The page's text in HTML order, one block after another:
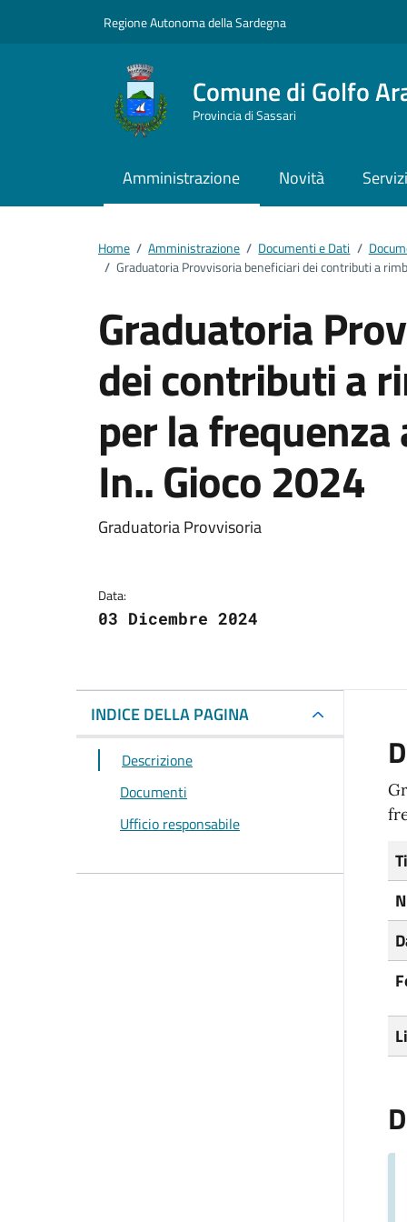
Regione Autonoma della Sardegna
Comune di Golfo
Provincia di Sassari
Amministrazione Novità
Home / Amministrazione / Documenti e Dati /
/ Graduatoria Provvisoria beneficiari dei contributi a
Graduatoria
dei contributi a
per la
In.. Gioco 2024
Dettagli del
Graduatoria Provvisoria
Data:
03 Dicembre 2024
INDICE DELLA PAGINA
Descrizione
Documenti
Ufficio responsabile